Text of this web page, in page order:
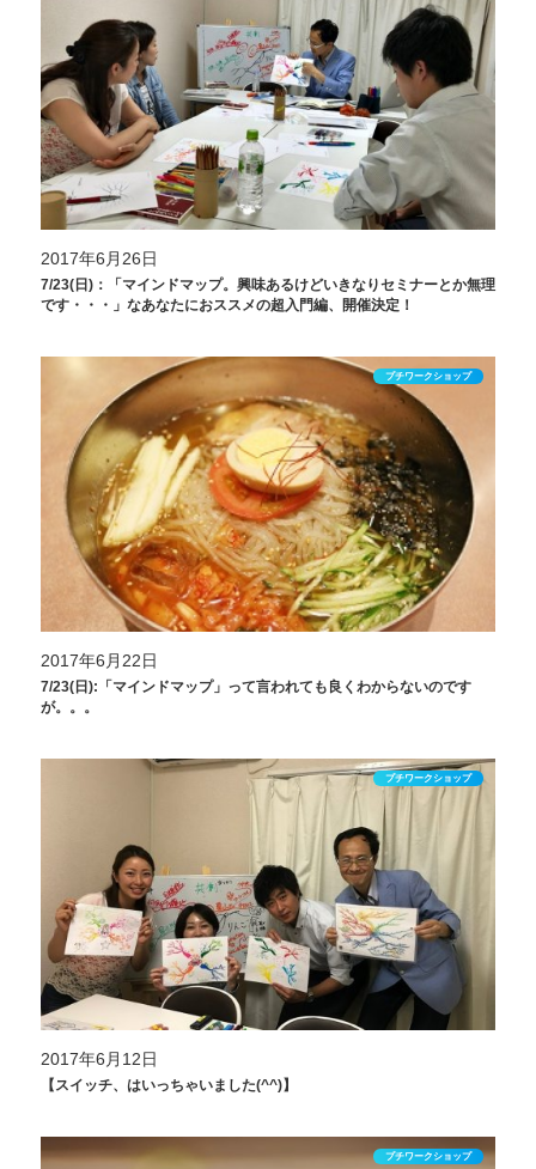
2017年6月26日
7/23(日)：「マインドマップ。興味あるけどいきなりセミナーとか無理
です・・・」なあなたにおススメの超入門編、開催決定！
プチワークショップ
2017年6月22日
7/23(日):「マインドマップ」って言われても良くわからないのです
が。。。
プチワークショップ
2017年6月12日
【スイッチ、はいっちゃいました(^^)】
プチワークショップ